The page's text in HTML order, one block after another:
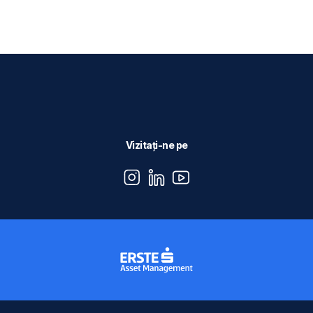
Vizitați-ne pe
instagram
linkedinyoutube